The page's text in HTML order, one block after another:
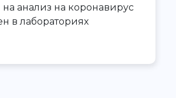
анализ на коронавирус
в лабораториях